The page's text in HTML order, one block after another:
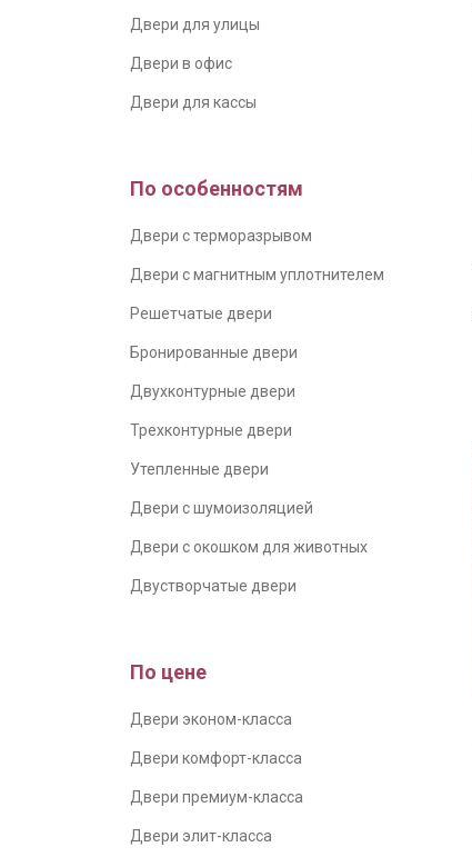
Двери для улицы
Двери в офис
Двери для кассы
По особенностям
Двери с терморазрывом
Двери с магнитным уплотнителем
Решетчатые двери
Бронированные двери
Двухконтурные двери
Трехконтурные двери
Утепленные двери
Двери с шумоизоляцией
Двери с окошком для животных
Двустворчатые двери
По цене
Двери эконом-класса
Двери комфорт-класса
Двери премиум-класса
Двери элит-класса